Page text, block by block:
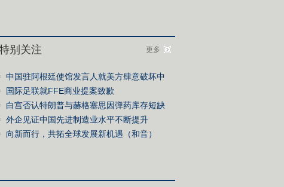
别关注 更多
中国驻阿根廷使馆发言人就美方肆意破坏中
阿合作发表谈话
国际足联就FFE商业提案致歉
白宫否认特朗普与赫格塞思因弹药库存短缺
发生争执
外企见证中国先进制造业水平不断提升
向新而行，共拓全球发展新机遇（和音）